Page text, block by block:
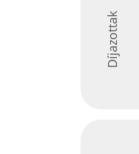
Díjazottak